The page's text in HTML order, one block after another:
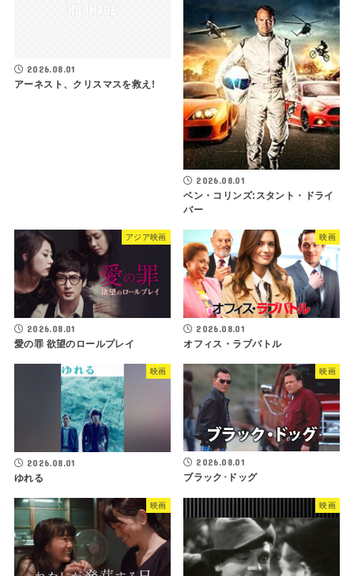
2026.08.01
アーネスト、クリスマスを救え!
2026.08.01
ベン・コリンズ:スタント・ドライ
バー
アジア映画
2026.08.01
愛の罪 欲望のロールプレイ
映画
2026.08.01
オフィス・ラブバトル
映画
2026.08.01
ゆれる
映画
2026.08.01
ブラック･ドッグ
映画 映画